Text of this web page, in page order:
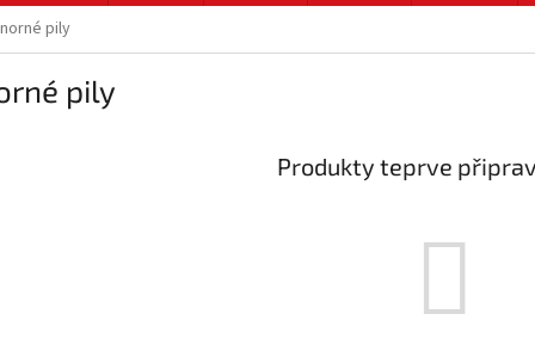
pily
pily
Produkty teprve